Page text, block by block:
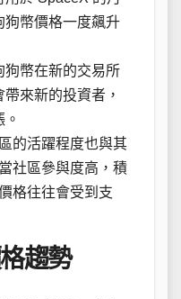
狗幣價格一度飆升
狗幣在新的交易所
來新的投資者，
的活躍程度也與其
社區參與度高，積
格往往會受到支
趨勢